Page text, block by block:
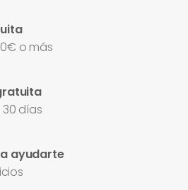
o más
días
ayudarte